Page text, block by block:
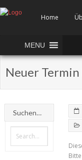
Home
MENU
Neuer
Suchen…